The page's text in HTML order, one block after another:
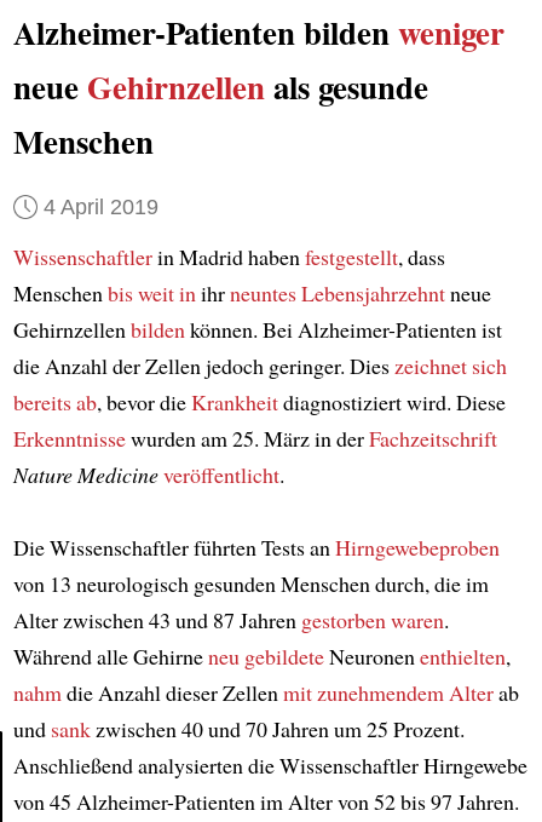
Article
Alzheimer-Patienten bildenweniger
neue Gehirnzellenals gesunde
Menschen
4 April 2019
Wissenschaftlerin Madrid habenfestgestellt, dass
Menschenbis weit inihrneuntes Lebensjahrzehntneue
Gehirnzellenbildenkönnen. Bei Alzheimer-Patienten ist
die Anzahl der Zellen jedoch geringer. Dieszeichnet sich
bereits ab, bevor dieKrankheitdiagnostiziert wird. Diese
Erkenntnissewurden am 25. März in derFachzeitschrift
Nature Medicineveröffentlicht.
Die Wissenschaftler führten Tests anHirngewebeproben
von 13 neurologisch gesunden Menschen durch, die im
Alter zwischen 43 und 87 Jahren gestorben waren.
Während alle Gehirneneu gebildeteNeuronenenthielten,
nahmdie Anzahl dieser Zellenmit zunehmendem Alterab
und sankzwischen 40 und 70 Jahren um 25 Prozent.
Anschließend analysierten die Wissenschaftler Hirngewebe
von 45 Alzheimer-Patienten im Alter von 52 bis 97 Jahren.